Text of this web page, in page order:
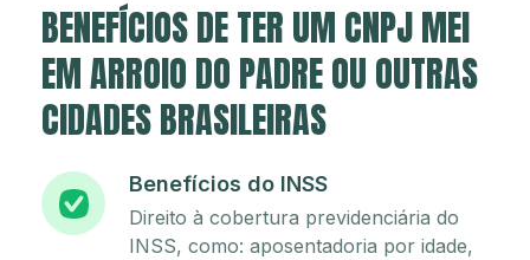
BENEFÍCIOS DE TER UM CNPJ MEI
EM ARROIO DO PADRE OU OUTRAS
CIDADES BRASILEIRAS
Benefícios do INSS
Direito à cobertura previdenciária do
INSS, como: aposentadoria por idade,